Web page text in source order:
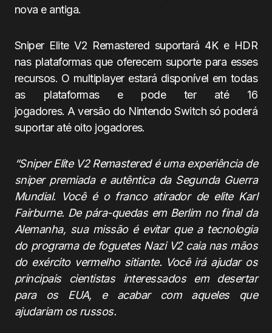
nova e antiga.
Sniper Elite V2 Remastered suportará 4K e HDR
nas plataformas que oferecem suporte para esses
recursos. O multiplayer estará disponível em todas
as plataformas e pode ter até 16
jogadores. A versão do Nintendo Switch só poderá
suportar até oito jogadores.
“Sniper Elite V2 Remastered é uma experiência de
sniper premiada e autêntica da Segunda Guerra
Mundial. Você é o franco atirador de elite Karl
Fairburne. De pára-quedas em Berlim no final da
Alemanha, sua missão é evitar que a tecnologia
do programa de foguetes Nazi V2 caia nas mãos
do exército vermelho sitiante. Você irá ajudar os
principais cientistas interessados ​​em desertar
para os EUA, e acabar com aqueles que
ajudariam os russos.